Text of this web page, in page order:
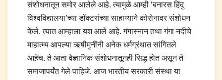
संशोधनातून समोर आलेले आहे. त्यामुळे आम्ही ‘बनारस हिंदु
विश्‍वविद्यालया’च्या डॉक्टरांच्या साहाय्याने कोरोनावर संशोधन
केले. त्यात आम्हाला यश आले आहे. गंगास्नान तथा गंगा नदीचे
माहात्म्य आपल्या ऋषीमुनींनी अनेक धर्मग्रंथात सांगितले
आहेच. ते आता वैज्ञानिक संशोधनातूनही सिद्ध होत असून ते
समाजापर्यंत गेले पाहिजे. आज भारतीय सरकारी संस्था या